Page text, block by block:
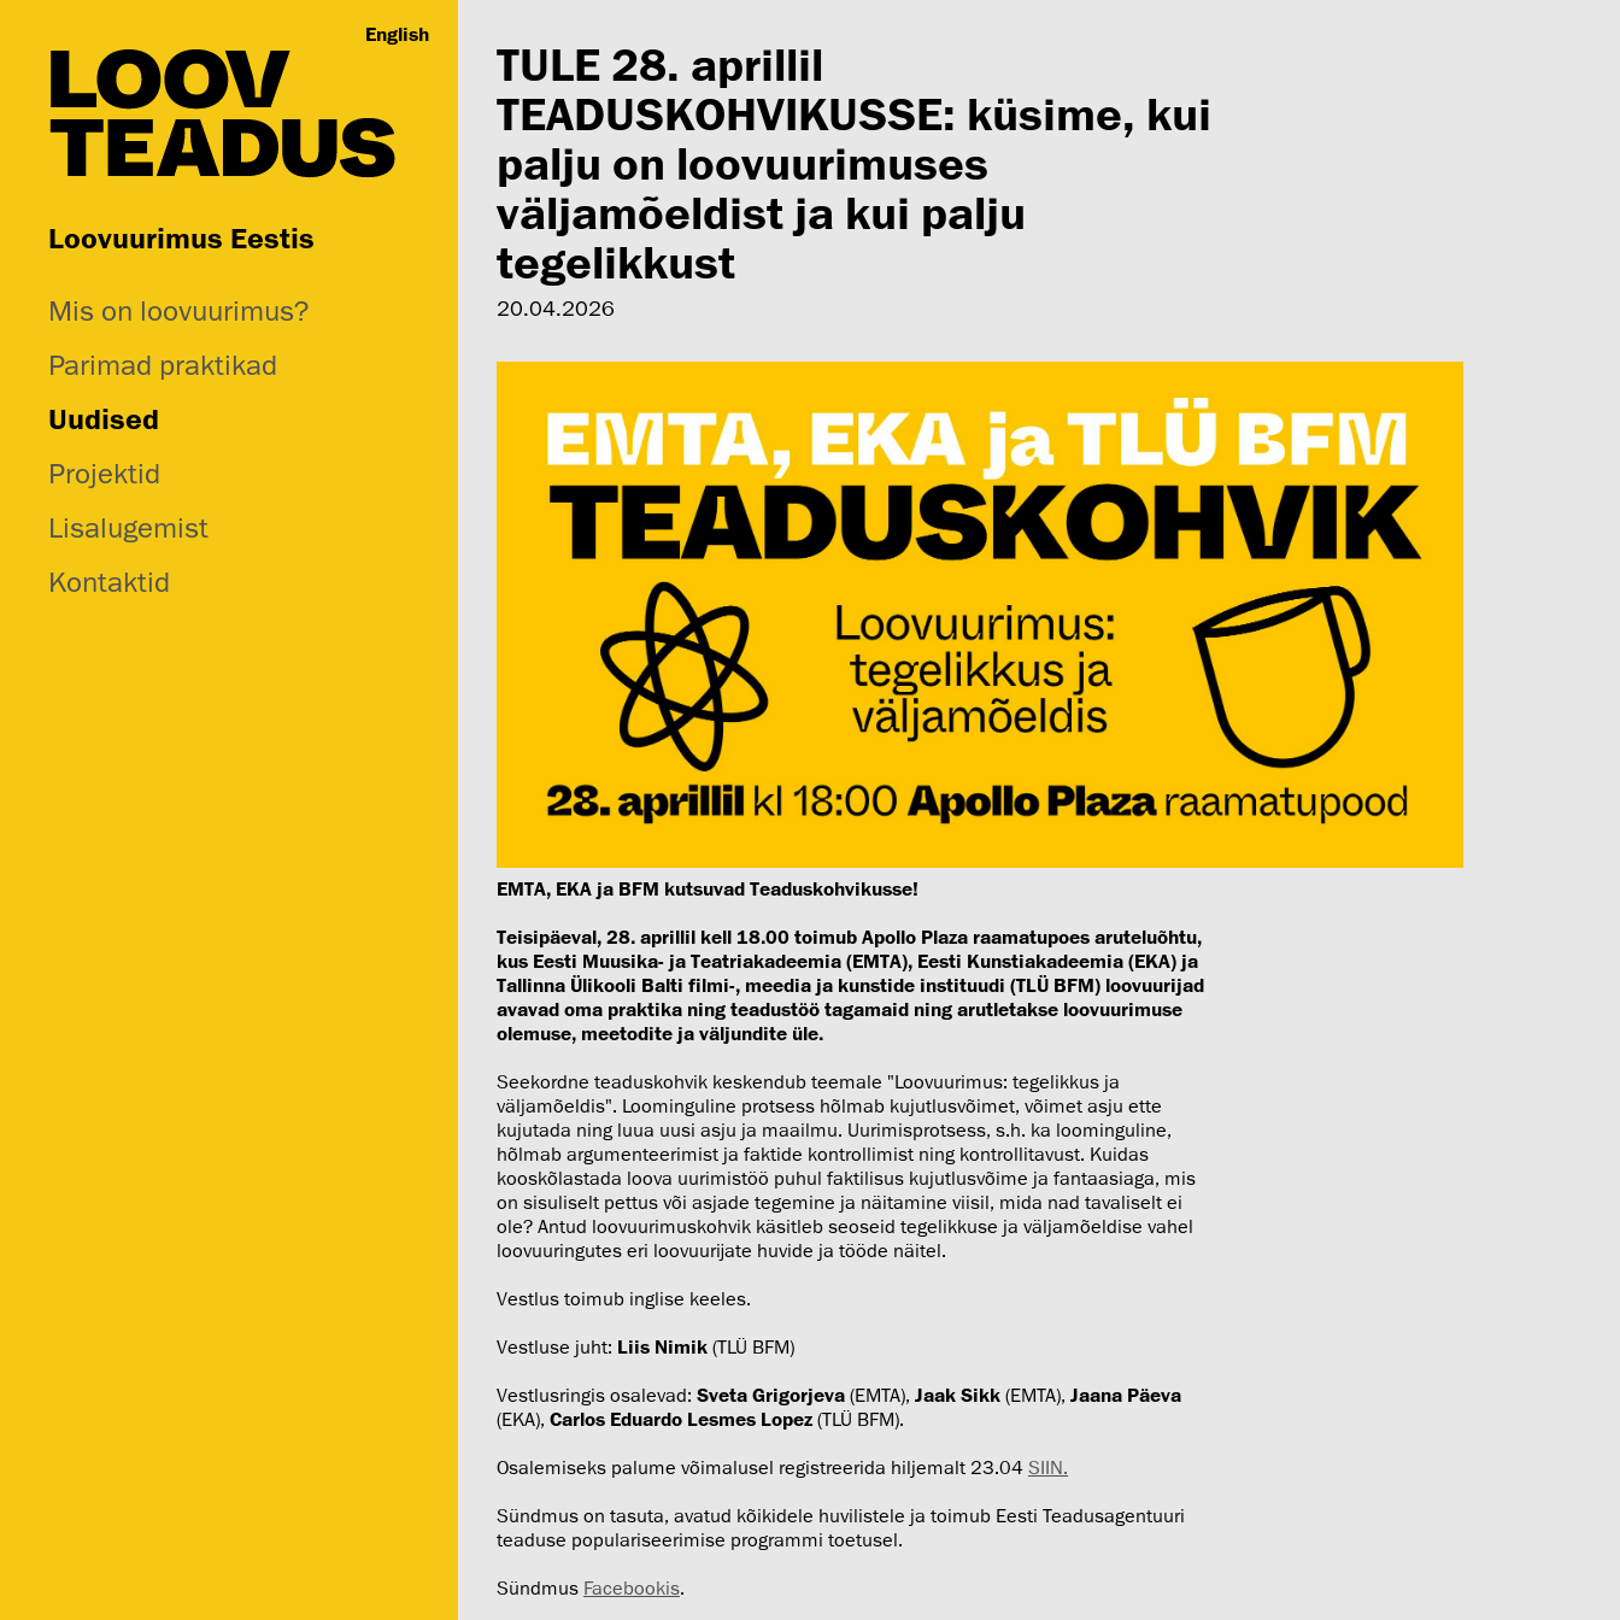
Loovuurimus Eestis
Mis on loovuurimus?
Parimad praktikad
Uudised
Projektid
Lisalugemist
Kontaktid
English
TULE 28. aprillil
TEADUSKOHVIKUSSE: küsime, kui
palju on loovuurimuses
väljamõeldist ja kui palju
tegelikkust
20.04.2026
EMTA, EKA ja BFM kutsuvad Teaduskohvikusse!
Teisipäeval, 28. aprillil kell 18.00 toimub Apollo Plaza raamatupoes aruteluõhtu,
kus Eesti Muusika- ja Teatriakadeemia (EMTA), Eesti Kunstiakadeemia (EKA) ja
Tallinna Ülikooli Balti filmi-, meedia ja kunstide instituudi (TLÜ BFM) loovuurijad
avavad oma praktika ning teadustöö tagamaid ning arutletakse loovuurimuse
olemuse, meetodite ja väljundite üle.
Seekordne teaduskohvik keskendub teemale "Loovuurimus: tegelikkus ja
väljamõeldis". Loominguline protsess hõlmab kujutlusvõimet, võimet asju ette
kujutada ning luua uusi asju ja maailmu. Uurimisprotsess, s.h. ka loominguline,
hõlmab argumenteerimist ja faktide kontrollimist ning kontrollitavust. Kuidas
kooskõlastada loova uurimistöö puhul faktilisus kujutlusvõime ja fantaasiaga, mis
on sisuliselt pettus või asjade tegemine ja näitamine viisil, mida nad tavaliselt ei
ole? Antud loovuurimuskohvik käsitleb seoseid tegelikkuse ja väljamõeldise vahel
loovuuringutes eri loovuurijate huvide ja tööde näitel.
Vestlus toimub inglise keeles.
Vestluse juht: Liis Nimik (TLÜ BFM)
Vestlusringis osalevad: Sveta Grigorjeva (EMTA), Jaak Sikk (EMTA), Jaana Päeva
(EKA), Carlos Eduardo Lesmes Lopez (TLÜ BFM).
Osalemiseks palume võimalusel registreerida hiljemalt 23.04 SIIN.
Sündmus on tasuta, avatud kõikidele huvilistele ja toimub Eesti Teadusagentuuri
teaduse populariseerimise programmi toetusel.
Sündmus Facebookis.